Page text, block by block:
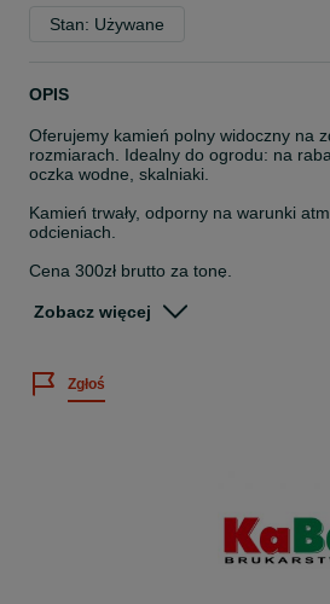
Stan: Używane
OPIS
Oferujemy kamień polny widoczny na
rozmiarach. Idealny do ogrodu: na
oczka wodne, skalniaki.
Kamień trwały, odporny na warunki
odcieniach.
Cena 300zł brutto za tonę.
*W cenę nie jest wliczony transport.
* W przypadku większych zamówień
Nuna 199 nr. tel. (trasa z Nasielska w
lokalizacja dotyczy transportu/wysyłki
Zobacz więcej
Zgłoś